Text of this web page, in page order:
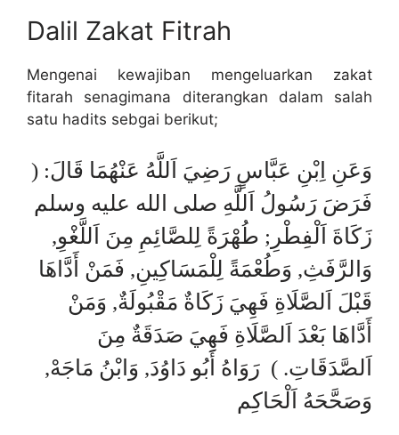
Dalil Zakat Fitrah
Mengenai kewajiban mengeluarkan zakat
fitarah senagimana diterangkan dalam salah
satu hadits sebgai berikut;
وَعَنِ اِبْنِ عَبَّاسٍ رَضِيَ اَللَّهُ عَنْهُمَا قَالَ: (
فَرَضَ رَسُولُ اَللَّهِ صلى الله عليه وسلم
زَكَاةَ اَلْفِطْرِ; طُهْرَةً لِلصَّائِمِ مِنَ اَللَّغْوِ,
وَالرَّفَثِ, وَطُعْمَةً لِلْمَسَاكِينِ, فَمَنْ أَدَّاهَا
قَبْلَ اَلصَّلَاةِ فَهِيَ زَكَاةٌ مَقْبُولَةٌ, وَمَنْ
أَدَّاهَا بَعْدَ اَلصَّلَاةِ فَهِيَ صَدَقَةٌ مِنَ
اَلصَّدَقَاتِ. ) رَوَاهُ أَبُو دَاوُدَ, وَابْنُ مَاجَهْ,
وَصَحَّحَهُ اَلْحَاكِم